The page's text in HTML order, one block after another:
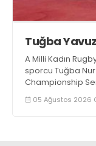
Tuğba
A Milli Kadın
sporcu Tuğba
Championship
çıkma eşiğini
05 Ağustos 2026